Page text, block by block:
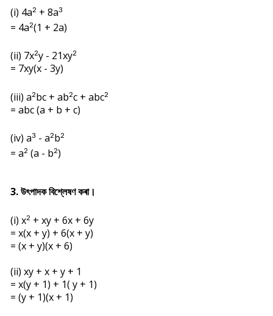
(i) 4a2 + 8a3
= 4a2(1 + 2a)
(ii) 7x2y - 21xy2
= 7xy(x - 3y)
(iii) a2bc + ab2c + abc2
= abc (a + b + c)
(iv) a3 - a2b2
= a2 (a - b2)
3. উৎপাদক বিশ্লেষণ কৰা।
(i) x2 + xy + 6x + 6y
= x(x + y) + 6(x + y)
= (x + y)(x + 6)
(ii) xy + x + y + 1
= x(y + 1) + 1( y + 1)
= (y + 1)(x + 1)